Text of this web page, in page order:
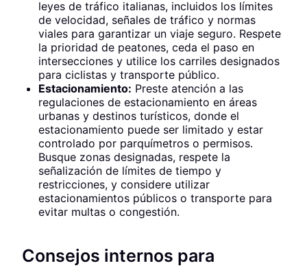
leyes de tráfico italianas, incluidos los límites
de velocidad, señales de tráfico y normas
viales para garantizar un viaje seguro. Respete
la prioridad de peatones, ceda el paso en
intersecciones y utilice los carriles designados
para ciclistas y transporte público.
Estacionamiento: Preste atención a las
regulaciones de estacionamiento en áreas
urbanas y destinos turísticos, donde el
estacionamiento puede ser limitado y estar
controlado por parquímetros o permisos.
Busque zonas designadas, respete la
señalización de límites de tiempo y
restricciones, y considere utilizar
estacionamientos públicos o transporte para
evitar multas o congestión.
Consejos internos para